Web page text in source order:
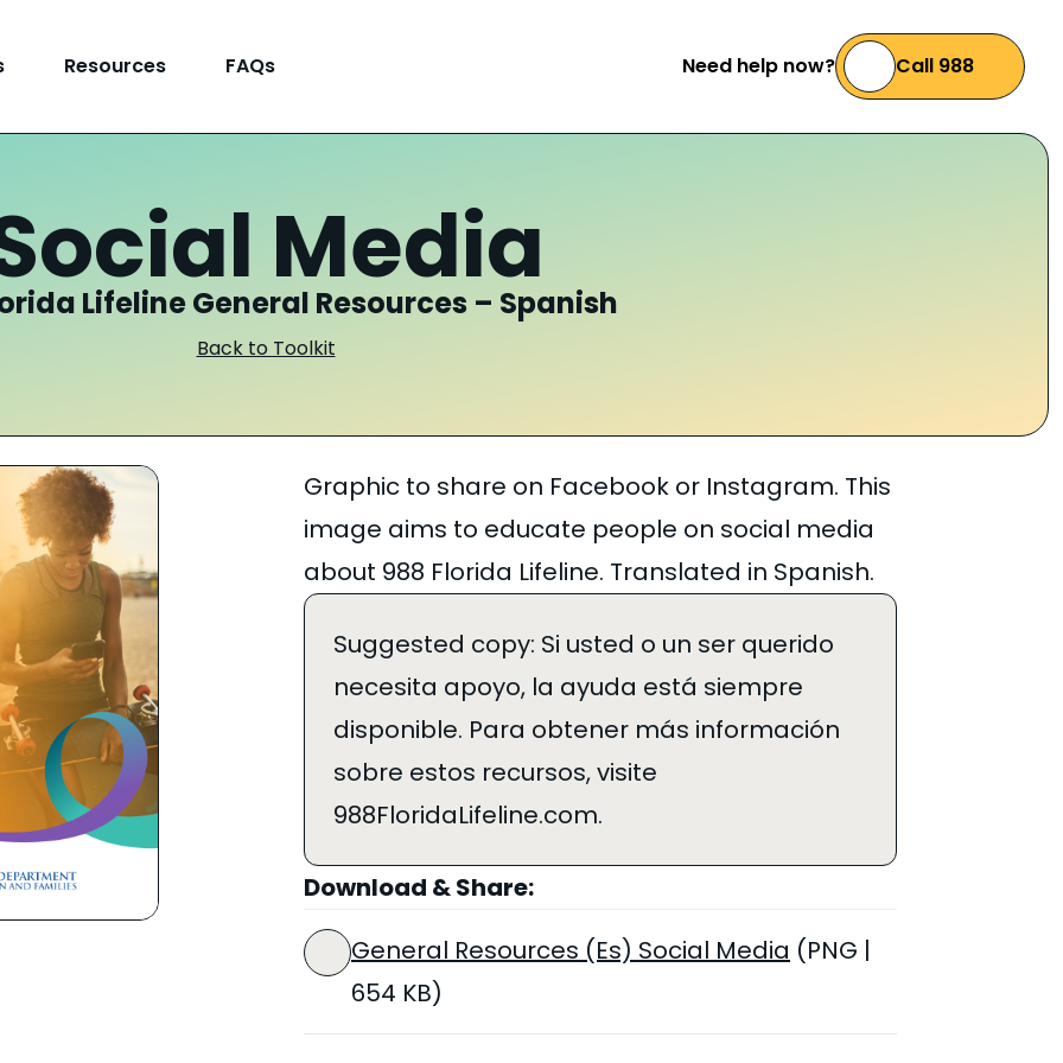
Resources FAQs Need help now? Call 988
Media
Lifeline General Resources – Spanish
Back to Toolkit
Graphic to share on Facebook or Instagram. This
image aims to educate people on social media
about 988 Florida Lifeline. Translated in Spanish.
Suggested copy: Si usted o un ser querido
necesita apoyo, la ayuda está siempre
disponible. Para obtener más información
sobre estos recursos, visite
988FloridaLifeline.com.
Download & Share:
General Resources (Es) Social Media (PNG |
654 KB)